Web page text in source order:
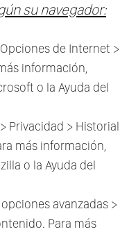
su navegador:
de Internet >
información,
o la Ayuda del
Privacidad > Historial
más información,
o la Ayuda del
avanzadas >
Para más